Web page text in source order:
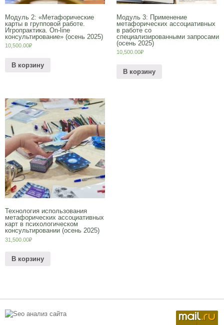
Модуль 2: «Метафорические
карты в групповой работе.
Игропрактика. On-line
консультирование» (осень 2025)
10,500.00₽
В корзину
Модуль 3: Применение
метафорических ассоциативных
в работе со
специализированными запросами
(осень 2025)
10,500.00₽
В корзину
Технология использования
метафорических ассоциативных
карт в психологическом
консультировании (осень 2025)
31,500.00₽
В корзину